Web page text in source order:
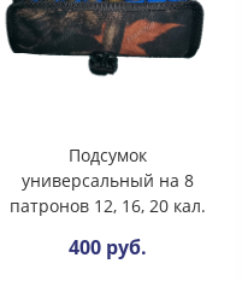
Подсумок
универсальный на 8
патронов 12, 16, 20 кал.
400 руб.